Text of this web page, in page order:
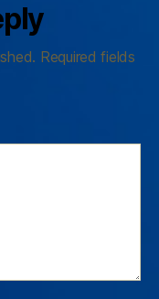
Required fields